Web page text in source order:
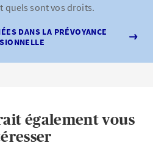
quels sont vos droits.
DANS LA PRÉVOYANCE
également vous